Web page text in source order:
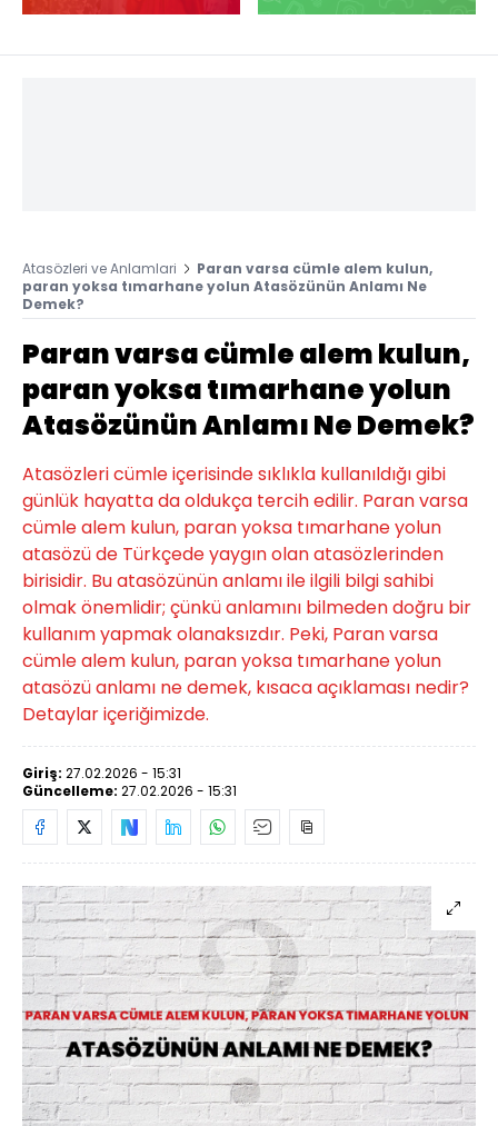
Atasözleri ve Anlamlari
Paran varsa cümle alem kulun,
paran yoksa tımarhane yolun Atasözünün Anlamı Ne
Demek?
Paran varsa cümle alem kulun,
paran yoksa tımarhane yolun
Atasözünün Anlamı Ne Demek?
Atasözleri cümle içerisinde sıklıkla kullanıldığı gibi
günlük hayatta da oldukça tercih edilir. Paran varsa
cümle alem kulun, paran yoksa tımarhane yolun
atasözü de Türkçede yaygın olan atasözlerinden
birisidir. Bu atasözünün anlamı ile ilgili bilgi sahibi
olmak önemlidir; çünkü anlamını bilmeden doğru bir
kullanım yapmak olanaksızdır. Peki, Paran varsa
cümle alem kulun, paran yoksa tımarhane yolun
atasözü anlamı ne demek, kısaca açıklaması nedir?
Detaylar içeriğimizde.
Giriş: 27.02.2026 - 15:31
Güncelleme: 27.02.2026 - 15:31